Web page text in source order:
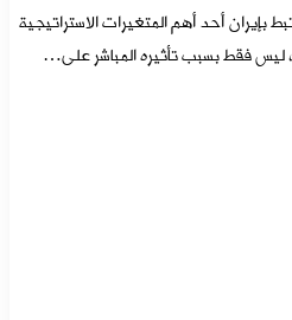
بإيران أحد أهم المتغيرات الاستراتيجية
، ليس فقط بسبب تأثيره المباشر على…